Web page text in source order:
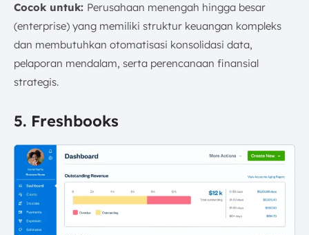
Cocok untuk: Perusahaan menengah hingga besar
(enterprise) yang memiliki struktur keuangan kompleks
dan membutuhkan otomatisasi konsolidasi data,
pelaporan mendalam, serta perencanaan finansial
strategis.
5. Freshbooks